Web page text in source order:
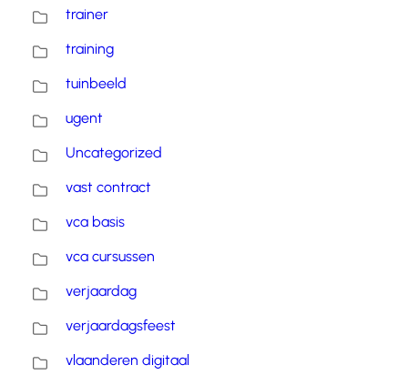
trainer
training
tuinbeeld
ugent
Uncategorized
vast contract
vca basis
vca cursussen
verjaardag
verjaardagsfeest
vlaanderen digitaal